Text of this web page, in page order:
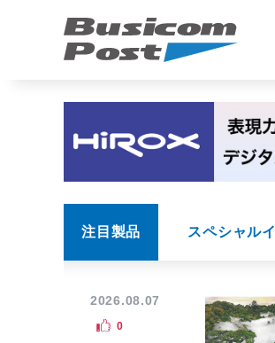
注目製品 スペシャル
2026.08.07
0